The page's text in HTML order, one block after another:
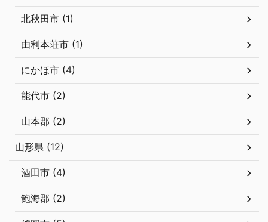
北秋田市 (1)
由利本荘市 (1)
にかほ市 (4)
能代市 (2)
山本郡 (2)
山形県 (12)
酒田市 (4)
飽海郡 (2)